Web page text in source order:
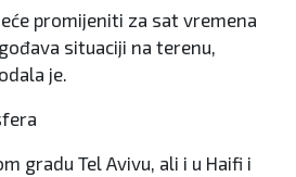
promijeniti za sat vremena
situaciji na terenu,
je.
gradu Tel Avivu, ali i u Haifi i